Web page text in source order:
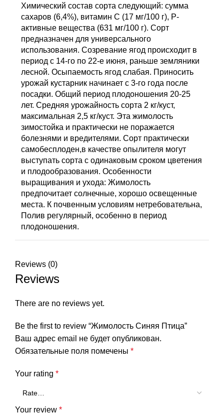
Химический состав сорта следующий: сумма
сахаров (6,4%), витамин C (17 мг/100 г), P-
активные вещества (631 мг/100 г). Сорт
предназначен для универсального
использования. Созревание ягод происходит в
период с 14-го по 22-е июня, раньше земляники
лесной. Осыпаемость ягод слабая. Приносить
урожай кустарник начинает с 3-го года после
посадки. Общий период плодоношения 20-25
лет. Средняя урожайность сорта 2 кг/куст,
максимальная 2,5 кг/куст. Эта жимолость
зимостойка и практически не поражается
болезнями и вредителями. Сорт практически
самобесплоден,в качестве опылителя могут
выступать сорта с одинаковым сроком цветения
и плодообразования. Особенности
выращивания и ухода: Жимолость
предпочитает солнечные, хорошо освещенные
места. К почвенным условиям нетребовательна,
Полив регулярный, особенно в период
плодоношения.
Reviews (0)
Reviews
There are no reviews yet.
Be the first to review “Жимолость Синяя Птица”
Ваш адрес email не будет опубликован.
Обязательные поля помечены *
Your rating *
Your review *